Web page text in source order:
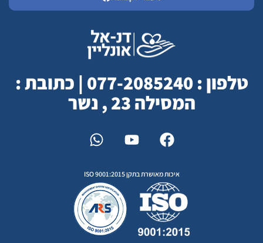
טלפון : 077-2085240 | כתובת :
המסילה 23 , נשר
איכות מאושרת בתקן ISO 9001:2015